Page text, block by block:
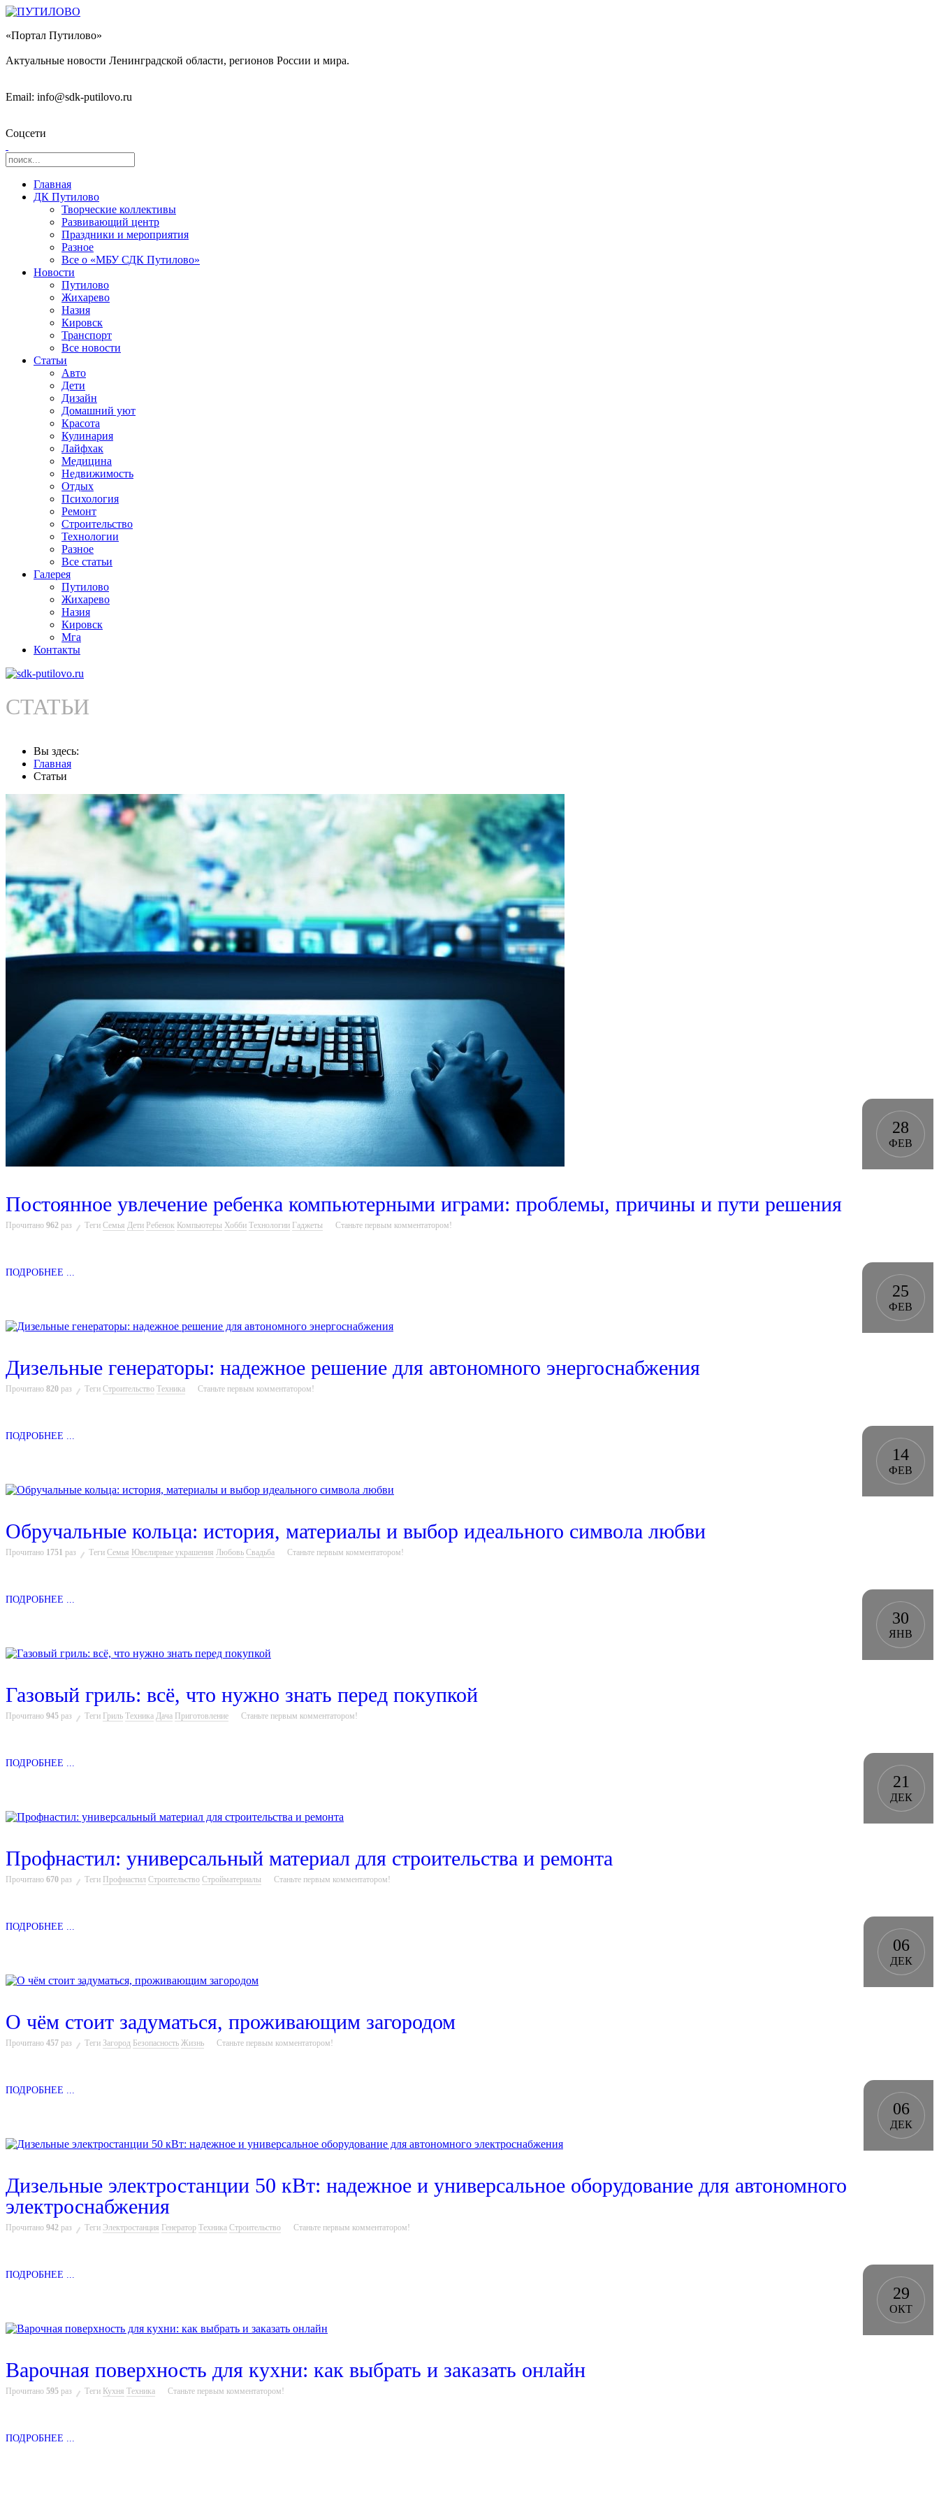
«Портал Путилово»
Актуальные новости Ленинградской области, регионов России и мира.
Email: info@sdk-putilovo.ru
Соцсети
Главная
ДК Путилово
Творческие коллективы
Развивающий центр
Праздники и мероприятия
Разное
Все о «МБУ СДК Путилово»
Новости
Путилово
Жихарево
Назия
Кировск
Транспорт
Все новости
Статьи
Авто
Дети
Дизайн
Домашний уют
Красота
Кулинария
Лайфхак
Медицина
Недвижимость
Отдых
Психология
Ремонт
Строительство
Технологии
Разное
Все статьи
Галерея
Путилово
Жихарево
Назия
Кировск
Мга
Контакты
СТАТЬИ
Вы здесь:
Главная
Статьи
28
ФЕВ
Постоянное увлечение ребенка компьютерными играми: проблемы, причины и пути решения
Прочитано 962 раз Теги Семья Дети Ребенок Компьютеры Хобби Технологии Гаджеты Станьте первым комментатором!
ПОДРОБНЕЕ ...
25
ФЕВ
Дизельные генераторы: надежное решение для автономного энергоснабжения
Прочитано 820 раз Теги Строительство Техника Станьте первым комментатором!
ПОДРОБНЕЕ ...
14
ФЕВ
Обручальные кольца: история, материалы и выбор идеального символа любви
Прочитано 1751 раз Теги Семья Ювелирные украшения Любовь Свадьба Станьте первым комментатором!
ПОДРОБНЕЕ ...
30
ЯНВ
Газовый гриль: всё, что нужно знать перед покупкой
Прочитано 945 раз Теги Гриль Техника Дача Приготовление Станьте первым комментатором!
ПОДРОБНЕЕ ...
21
ДЕК
Профнастил: универсальный материал для строительства и ремонта
Прочитано 670 раз Теги Профнастил Строительство Стройматериалы Станьте первым комментатором!
ПОДРОБНЕЕ ...
06
ДЕК
О чём стоит задуматься, проживающим загородом
Прочитано 457 раз Теги Загород Безопасность Жизнь Станьте первым комментатором!
ПОДРОБНЕЕ ...
06
ДЕК
Дизельные электростанции 50 кВт: надежное и универсальное оборудование для автономного
электроснабжения
Прочитано 942 раз Теги Электростанция Генератор Техника Строительство Станьте первым комментатором!
ПОДРОБНЕЕ ...
29
ОКТ
Варочная поверхность для кухни: как выбрать и заказать онлайн
Прочитано 595 раз Теги Кухня Техника Станьте первым комментатором!
ПОДРОБНЕЕ ...